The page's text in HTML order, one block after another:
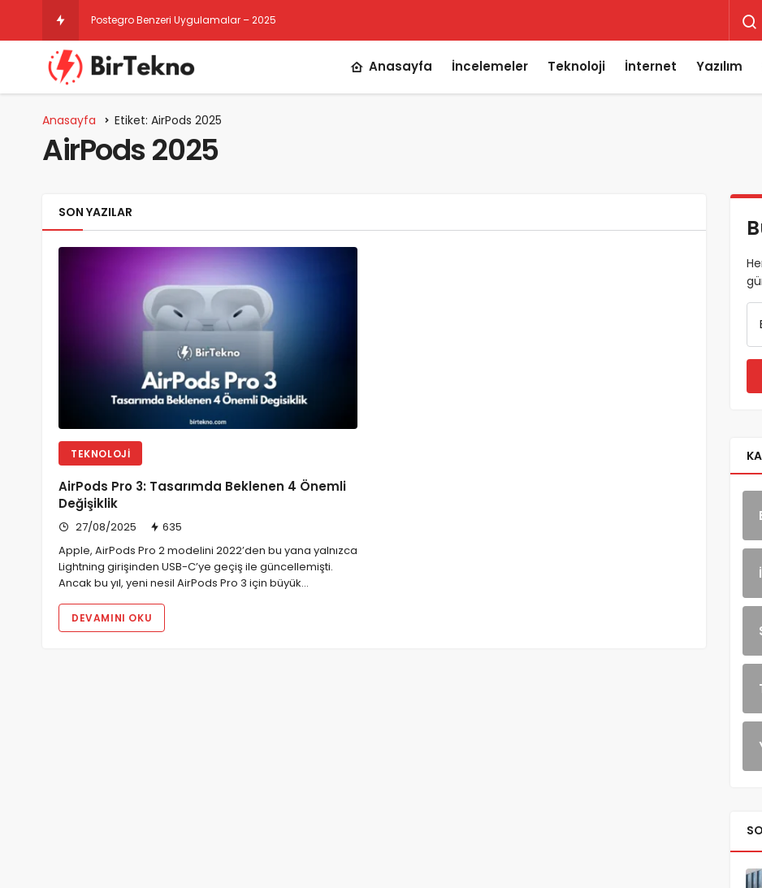
Postegro Benzeri Uygulamalar – 2025
Anasayfa İncelemeler Teknoloji İnternet Yazılım
Anasayfa Etiket: AirPods 2025
AirPods 2025
SON YAZILAR
TEKNOLOJI
AirPods Pro 3: Tasarımda Beklenen 4 Önemli
Değişiklik
27/08/2025
635
Apple, AirPods Pro 2 modelini 2022’den bu yana yalnızca
Lightning girişinden USB-C’ye geçiş ile güncellemişti.
Ancak bu yıl, yeni nesil AirPods Pro 3 için büyük…
DEVAMINI OKU